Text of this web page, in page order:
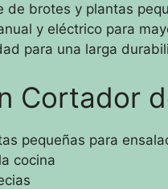
de brotes y plantas
y eléctrico para
para una larga
Cortador
pequeñas para
cocina